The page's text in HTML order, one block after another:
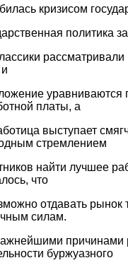
кризисом
политика
платы, а
выступает
стремлением
найти лучшее
что
отдавать рынок
силам.
причинами
буржуазного